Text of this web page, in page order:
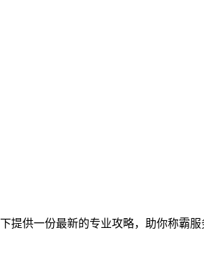
供一份最新的专业攻略，助你称霸服